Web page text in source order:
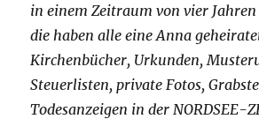
in einem Zeitraum von vier
die haben alle eine Anna
Kirchenbücher, Urkunden,
Steuerlisten, private Fotos,
Todesanzeigen in der NORDSEE-